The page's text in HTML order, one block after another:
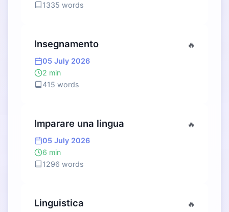
1335 words
Insegnamento 🔥
05 July 2026
2 min
415 words
Imparare una lingua 🔥
05 July 2026
6 min
1296 words
Linguistica 🔥